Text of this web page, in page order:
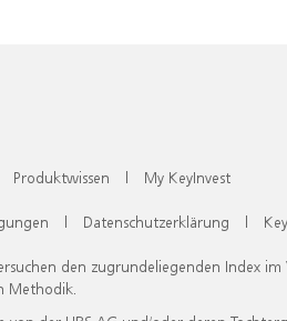
Produktwissen | My KeyInvest
| Datenschutzerklärung |
den zugrundeliegenden Index im
Methodik.